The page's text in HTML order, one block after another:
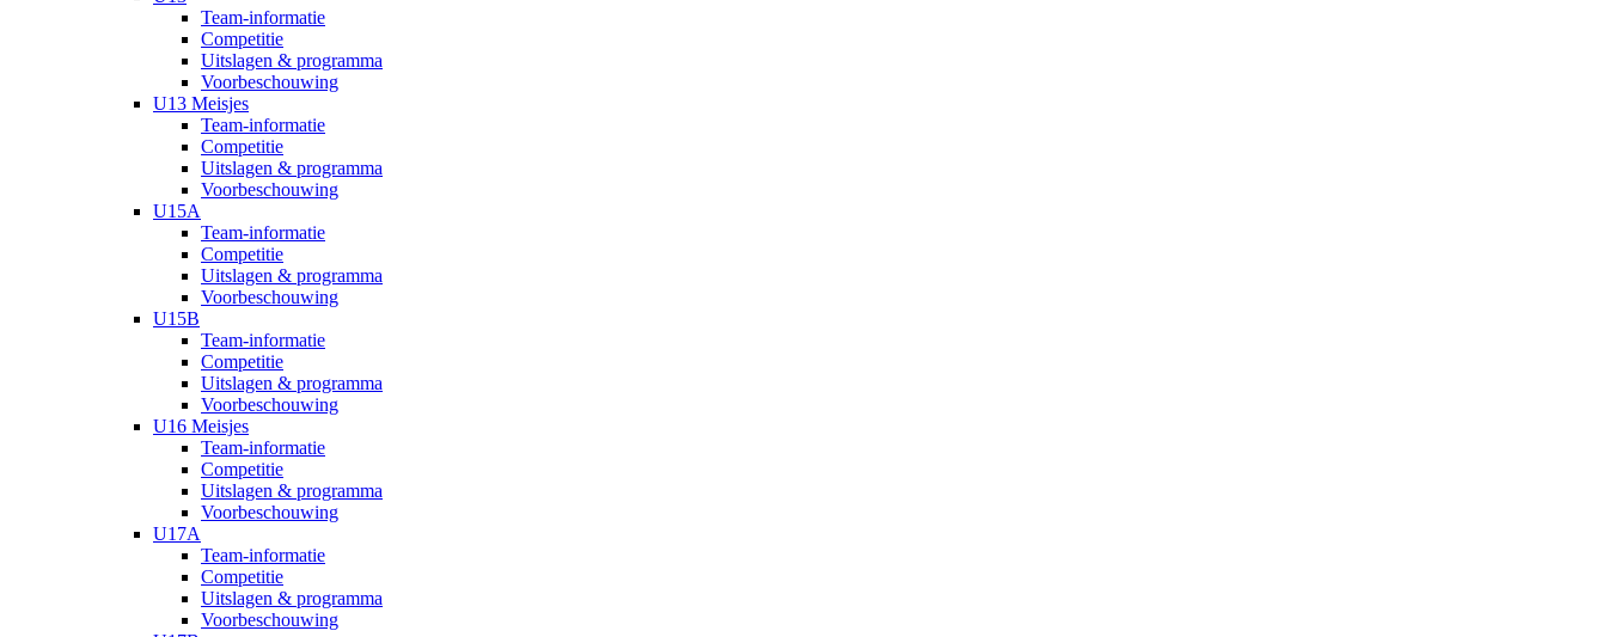
Team-informatie
Competitie
Uitslagen & programma
Voorbeschouwing
U13 Meisjes
Team-informatie
Competitie
Uitslagen & programma
Voorbeschouwing
U15A
Team-informatie
Competitie
Uitslagen & programma
Voorbeschouwing
U15B
Team-informatie
Competitie
Uitslagen & programma
Voorbeschouwing
U16 Meisjes
Team-informatie
Competitie
Uitslagen & programma
Voorbeschouwing
U17A
Team-informatie
Competitie
Uitslagen & programma
Voorbeschouwing